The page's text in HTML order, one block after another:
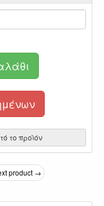
το προϊόν
product →